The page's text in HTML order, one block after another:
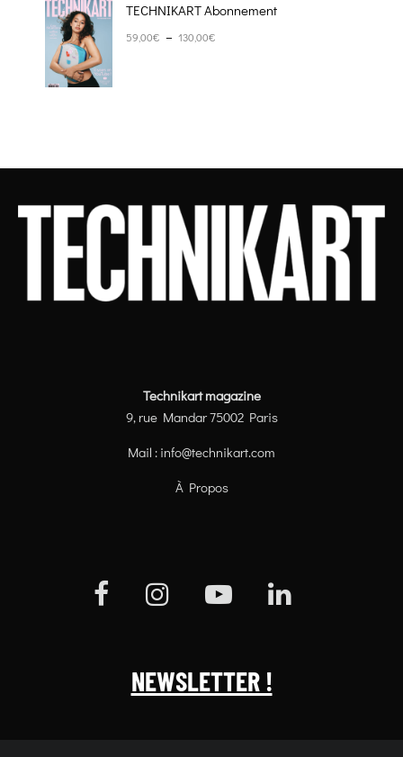
TECHNIKART Abonnement
59,00€ – 130,00€
Technikart magazine
9, rue Mandar 75002 Paris
Mail : info@technikart.com
À Propos
NEWSLETTER !